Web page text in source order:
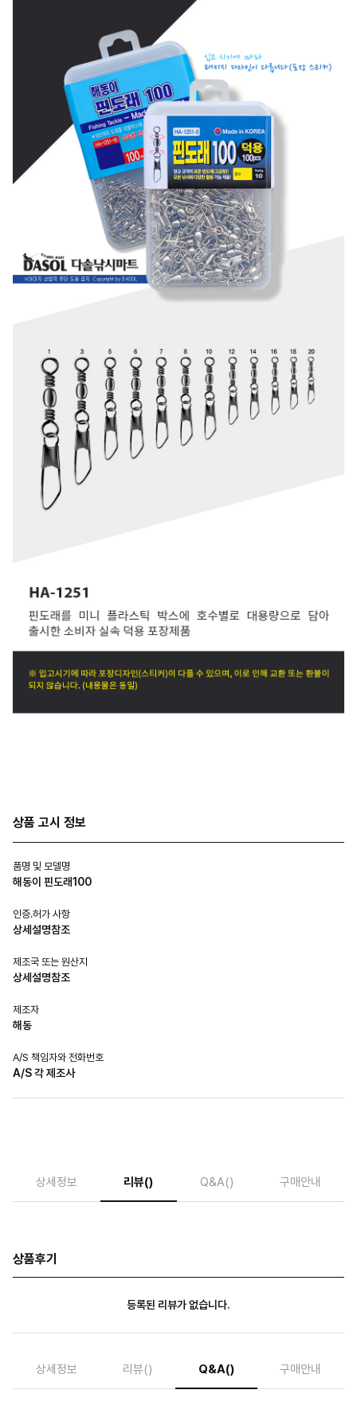
상품 고시 정보
품명 및 모델명
해동이 핀도래100
인증.허가 사항
상세설명참조
제조국 또는 원산지
상세설명참조
제조자
해동
A/S 책임자와 전화번호
A/S 각 제조사
상세정보 리뷰() Q&A() 구매안내
상품후기
등록된 리뷰가 없습니다.
상세정보 리뷰() Q&A() 구매안내